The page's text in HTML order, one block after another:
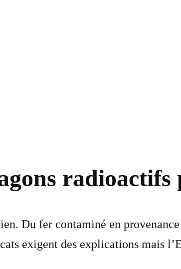
Du fer contaminé en
exigent des explications mais